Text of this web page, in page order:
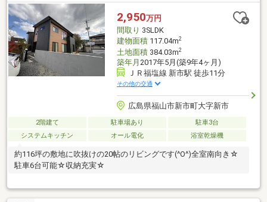
2,950万円
間取り 3SLDK
建物面積117.04m2
土地面積384.03m2
築年月 2017年5月(築9年4ヶ月)
ＪＲ福塩線 新市駅 徒歩11分
その他の交通
広島県福山市新市町大字新市
2階建て 駐車場あり
駐車3台
システムキッチン
オール電化 浴室乾燥機
約116坪の敷地に吹抜けの20帖のリビングです(^O^)全室南向き☆
駐車6台可能☆収納充実☆